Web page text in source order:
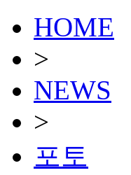
HOME
>
NEWS
>
포토